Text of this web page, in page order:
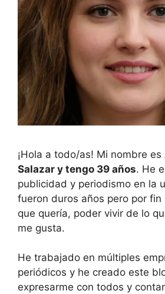
¡Hola a todo/as! Mi nombre es
Salazar y tengo 39 años. He
publicidad y periodismo en la
fueron duros años pero por
que quería, poder vivir de lo
me gusta.
He trabajado en múltiples
periódicos y he creado este
expresarme con todos y